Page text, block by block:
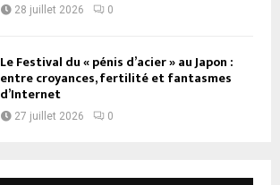
28 juillet 2026 0
Le Festival du « pénis d’acier » au Japon :
entre croyances, fertilité et fantasmes
d’Internet
27 juillet 2026 0